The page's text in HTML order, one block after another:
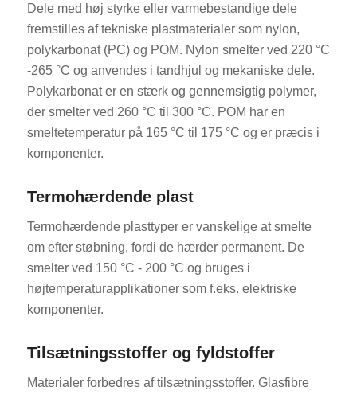
Dele med høj styrke eller varmebestandige dele
fremstilles af tekniske plastmaterialer som nylon,
polykarbonat (PC) og POM. Nylon smelter ved 220 °C
-265 °C og anvendes i tandhjul og mekaniske dele.
Polykarbonat er en stærk og gennemsigtig polymer,
der smelter ved 260 °C til 300 °C. POM har en
smeltetemperatur på 165 °C til 175 °C og er præcis i
komponenter.
Termohærdende plast
Termohærdende plasttyper er vanskelige at smelte
om efter støbning, fordi de hærder permanent. De
smelter ved 150 °C - 200 °C og bruges i
højtemperaturapplikationer som f.eks. elektriske
komponenter.
Tilsætningsstoffer og fyldstoffer
Materialer forbedres af tilsætningsstoffer. Glasfibre